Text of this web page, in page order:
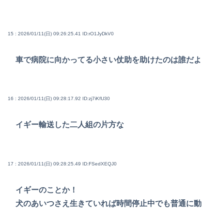
15 : 2026/01/11(日) 09:26:25.41 ID:rO1JyDkV0
車で病院に向かってる小さい仗助を助けたのは誰だよ
16 : 2026/01/11(日) 09:28:17.92 ID:zj7iKfU30
イギー輸送した二人組の片方な
17 : 2026/01/11(日) 09:28:25.49 ID:FSedXEQJ0
イギーのことか！
犬のあいつさえ生きていれば時間停止中でも普通に動